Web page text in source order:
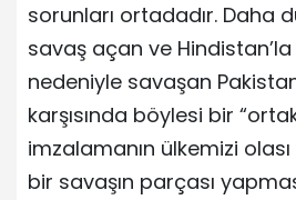
sorunları ortadadır. Daha
savaş açan ve
nedeniyle savaşan
karşısında böylesi bir
imzalamanın ülkemizi
bir savaşın parçası